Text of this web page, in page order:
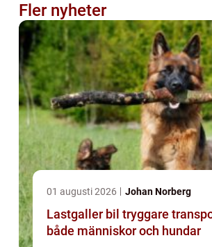
Fler nyheter
01 augusti 2026 Johan Norberg
Lastgaller bil tryggare transport för
både människor och hundar